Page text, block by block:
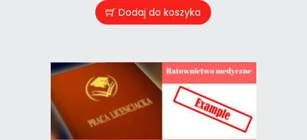
Dodaj do koszyka